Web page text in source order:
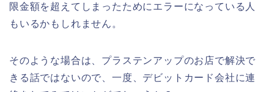
限金額を超えてしまったためにエラーになっている人
もいるかもしれません。
そのような場合は、プラステンアップのお店で解決で
きる話ではないので、一度、デビットカード会社に連